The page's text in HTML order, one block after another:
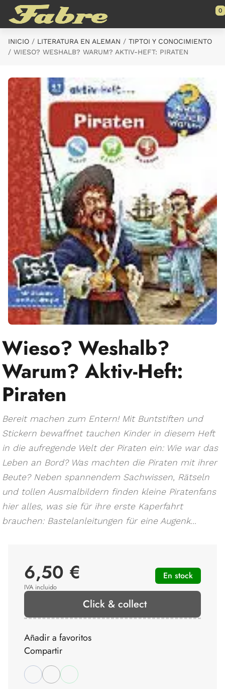
Saltar al contenido principal
0
INICIO LITERATURA EN ALEMAN
TIPTOI Y CONOCIMIENTO
WIESO? WESHALB? WARUM? AKTIV-HEFT: PIRATEN
Wieso? Weshalb?
Warum? Aktiv-Heft:
Piraten
Bereit machen zum Entern! Mit Buntstiften und
Stickern bewaffnet tauchen Kinder in diesem Heft
in die aufregende Welt der Piraten ein: Wie war das
Leben an Bord? Was machten die Piraten mit ihrer
Beute? Neben spannendem Sachwissen, Rätseln
und tollen Ausmalbildern finden kleine Piratenfans
hier alles, was sie für ihre erste Kaperfahrt
brauchen: Bastelanleitungen für eine Augenk...
6,50 €
IVA incluido
En stock
Click & collect
Añadir a favoritos
Compartir